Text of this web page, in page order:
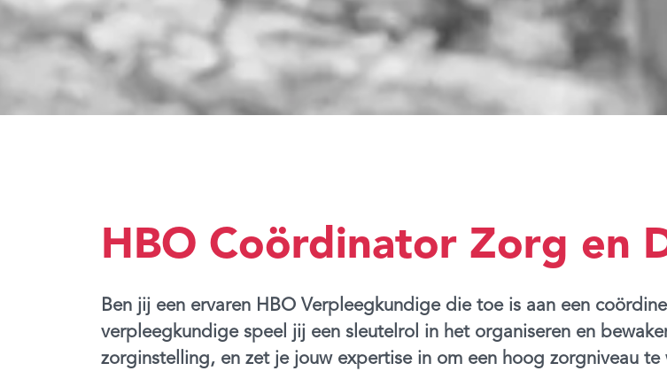
HBO Coördinator Zorg en
Ben jij een ervaren HBO Verpleegkundige die toe is aan een
verpleegkundige speel jij een sleutelrol in het organiseren en
zorginstelling, en zet je jouw expertise in om een hoog zorgniveau te